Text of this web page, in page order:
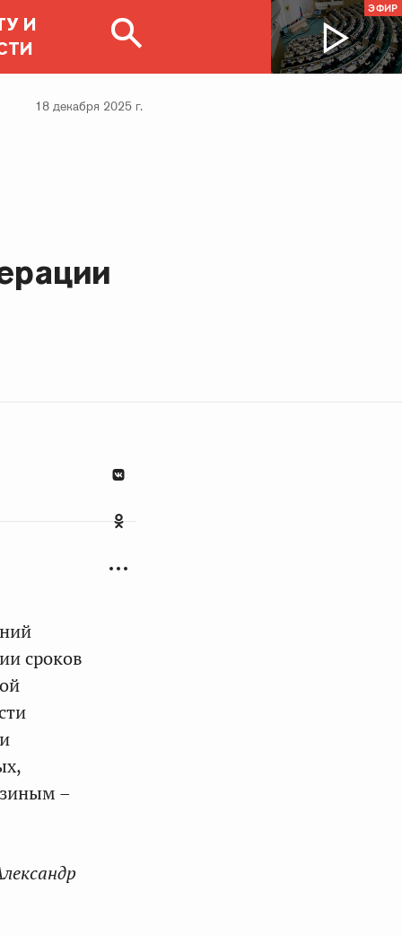
И
ЭФИР
18 декабря 2025 г.
сроков
–